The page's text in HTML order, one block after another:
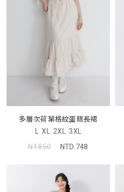
多層次荷葉格紋蛋糕長裙
L XL 2XL 3XL
NT.850
NTD.748